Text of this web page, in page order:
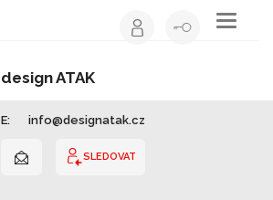
Toggle
design ATAK
E: info@designatak.cz
SLEDOVAT